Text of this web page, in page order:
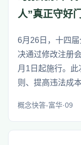
人”真正守好门
6月26日，十四
决通过修改注册
月1日起施行。
则、提高违法成
概念快答-富华·09